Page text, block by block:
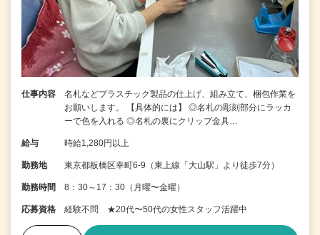
仕事内容
名札などプラスチック製品の仕上げ、組み立て、梱包作業を
お願いします。 【具体的には】 ◎名札の彫刻部分にラッカ
ーで色を入れる ◎名札の裏にクリップ金具…
給与 時給1,280円以上
勤務地 東京都板橋区幸町6-9（東上線「大山駅」より徒歩7分）
勤務時間 8：30～17：30（月曜〜金曜）
応募資格 経験不問 ★20代〜50代の女性スタッフ活躍中